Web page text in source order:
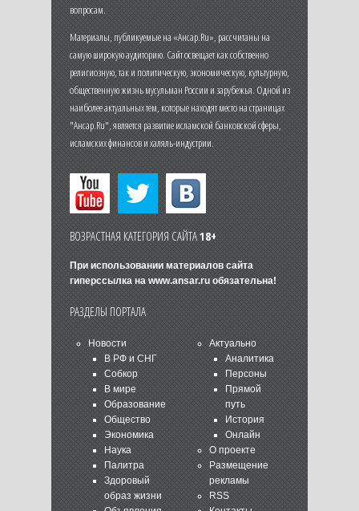
вопросам.
Материалы, публикуемые на «Ансар.Ru», рассчитаны на
самую широкую аудиторию. Сайт освещает как собственно
религиозную, так и политическую, экономическую, культурную,
общественную жизнь мусульман России и зарубежья. Одной из
наиболее актуальных тем, которые находят место на страницах
"Ансар.Ru", является развитие исламской банковской сферы,
исламских финансов и халяль-индустрии.
ВОЗРАСТНАЯ КАТЕГОРИЯ САЙТА18+
При использовании материалов сайта
гиперссылка на www.ansar.ruобязательна!
РАЗДЕЛЫ ПОРТАЛА
Новости
В РФ и СНГ
Собкор
В мире
Образование
Общество
Экономика
Наука
Палитра
Здоровый
образ жизни
Актуально
Аналитика
Персоны
Прямой
путь
История
Онлайн
О проекте
Размещение
рекламы
RSS